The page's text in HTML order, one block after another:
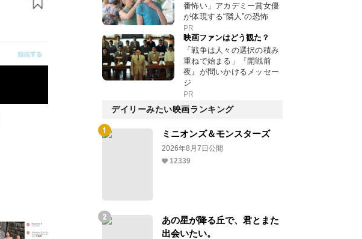
番怖い」アカデミー賞女優
が体現する“隣人”の恐怖
PR
映画ファンはどう観た？
「戦争は人々の選択の積み
重ねで始まる」『開戦前
夜』が問いかけるメッセー
ジ
PR
デイリーみたい映画ランキング
ミニオンズ＆モンスターズ
2026年8月7日公開
12339
あの星が降る丘で、君とまた
出会いたい。